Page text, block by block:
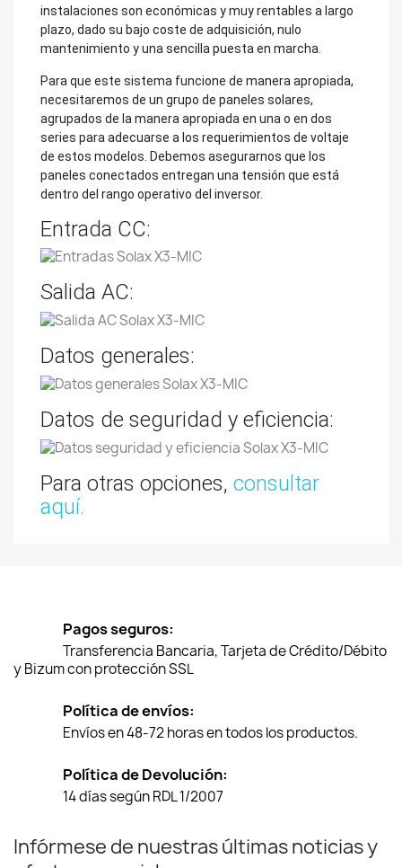
instalaciones son económicas y muy rentables a largo
plazo, dado su bajo coste de adquisición, nulo
mantenimiento y una sencilla puesta en marcha.
Para que este sistema funcione de manera apropiada,
necesitaremos de un grupo de paneles solares,
agrupados de la manera apropiada en una o en dos
series para adecuarse a los requerimientos de voltaje
de estos modelos. Debemos asegurarnos que los
paneles conectados entregan una tensión que está
dentro del rango operativo del inversor.
Entrada CC:
Salida AC:
Datos generales:
Datos de seguridad y eficiencia:
Para otras opciones, consultar
aquí.
Pagos seguros:
Transferencia Bancaria, Tarjeta de Crédito/Débito
y Bizum con protección SSL
Política de envíos:
Envíos en 48-72 horas en todos los productos.
Política de Devolución:
14 días según RDL 1/2007
Infórmese de nuestras últimas noticias y